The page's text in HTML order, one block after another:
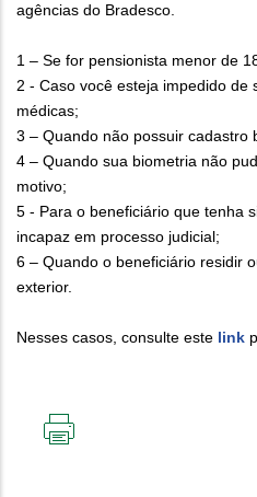
agências do Bradesco.
1 – Se for pensionista menor de
2 - Caso você esteja impedido de
médicas;
3 – Quando não possuir cadastro
4 – Quando sua biometria não
motivo;
5 - Para o beneficiário que tenha
incapaz em processo judicial;
6 – Quando o beneficiário residir
exterior.
Nesses casos, consulte este link